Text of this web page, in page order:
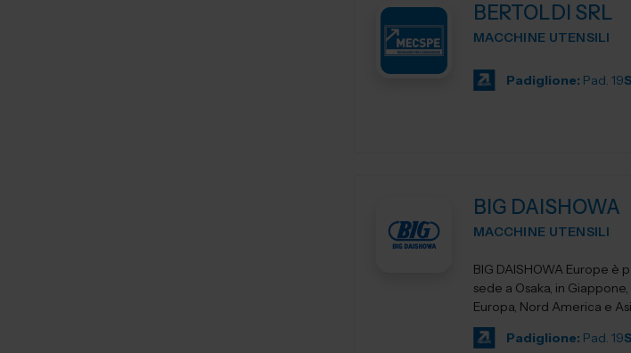
BERTOLDI SRL
MACCHINE UTENSILI
Padiglione: Pad. 19
BIG DAISHOWA
MACCHINE UTENSILI
BIG DAISHOWA Europe è
sede a Osaka, in
Europa, Nord America e
Padiglione: Pad. 19